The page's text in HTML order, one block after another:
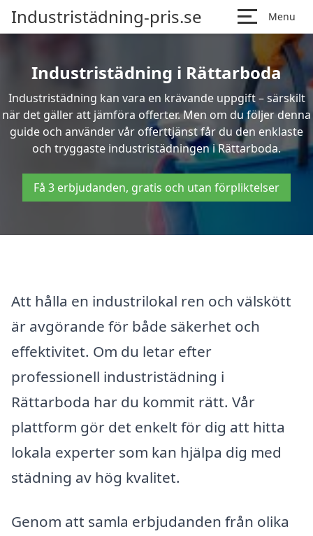
Industristädning-pris.se Menu
Industristädning i Rättarboda
Industristädning kan vara en krävande uppgift – särskilt
när det gäller att jämföra offerter. Men om du följer denna
guide och använder vår offerttjänst får du den enklaste
och tryggaste industristädningen i Rättarboda.
Få 3 erbjudanden, gratis och utan förpliktelser
Att hålla en industrilokal ren och välskött
är avgörande för både säkerhet och
effektivitet. Om du letar efter
professionell industristädning i
Rättarboda har du kommit rätt. Vår
plattform gör det enkelt för dig att hitta
lokala experter som kan hjälpa dig med
städning av hög kvalitet.
Genom att samla erbjudanden från olika